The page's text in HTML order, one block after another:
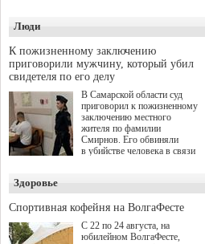
"Помощь фронту и семьям
участников СВО", которая
прошла в Отрадном 7
августа.
Люди
К пожизненному заключению
приговорили мужчину, который убил
свидетеля по его делу
В Самарской области суд
приговорил к пожизненному
заключению местного
жителя по фамилии
Смирнов. Его обвиняли
в убийстве человека в связи
Здоровье
Спортивная кофейня на ВолгаФесте
С 22 по 24 августа, на
юбилейном ВолгаФесте,